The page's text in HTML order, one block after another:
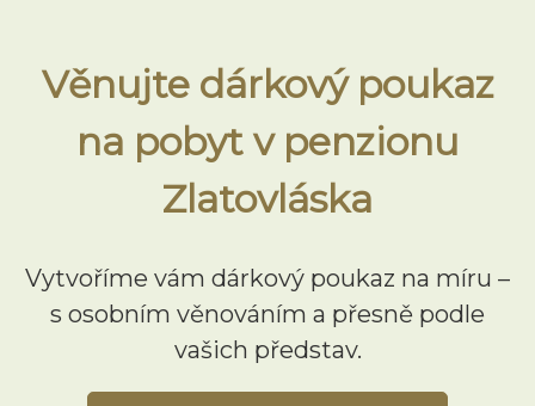
Věnujte dárkový poukaz
na pobyt v penzionu
Zlatovláska
Vytvoříme vám dárkový poukaz na míru –
s osobním věnováním a přesně podle
vašich představ.